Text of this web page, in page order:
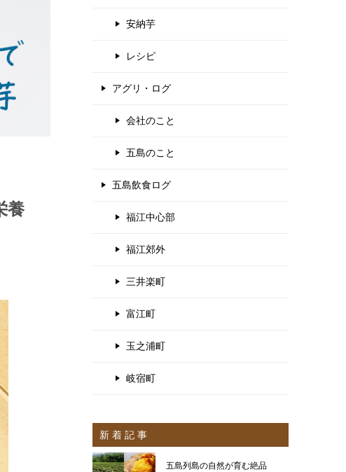
養
安納芋
レシピ
アグリ・ログ
会社のこと
五島のこと
五島飲食ログ
福江中心部
福江郊外
三井楽町
富江町
玉之浦町
岐宿町
新 着 記 事
五島列島の自然が育む絶品